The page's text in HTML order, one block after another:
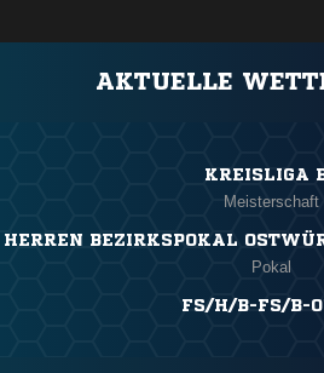
AKTUELLE
KREISLIGA
Meisterschaft
HERREN BEZIRKSPOKAL
Pokal
FS/H/B-FS/B-